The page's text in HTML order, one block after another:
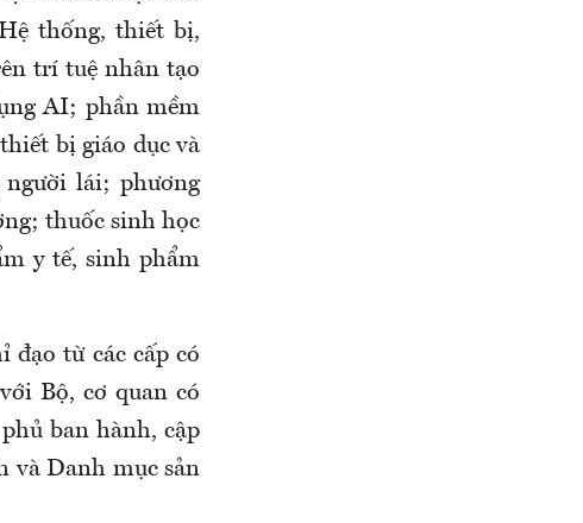
thống, thiết bị,
trí tuệ nhân tạo
AI; phần mềm
bị giáo dục và
lái; phương
thuốc sinh học
y tế, sinh phẩm
từ các cấp có
Bộ, cơ quan có
ban hành, cập
và Danh mục sản